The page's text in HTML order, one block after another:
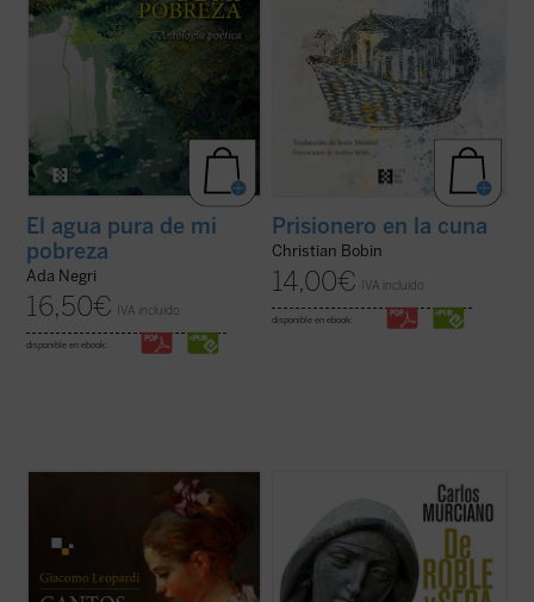
El agua pura de mi
pobreza
Ada Negri
16,50€ IVA incluido
disponible en ebook:
Prisionero en la cuna
Christian Bobin
14,00€ IVA incluido
disponible en ebook:
Esta selección de Leopardi propone al
lector, a través de la introducción de la
profesora Milagros Arizmendi y del ensayo
conclusivo del catedrático de literatura
bíblica Ignacio Carbajosa, una original
mirada sobre la obra del poeta de ...(ver
ficha)
En este libro, que un prestigioso jurado
distinguiera en su día, el autor profundiza,
con tanto conocimiento como respeto, en la
obra de la Santa castellana, extrayendo de
ella, para sus versos, lo esencial de su vida
y su pensamiento místico y ...
(ver ficha)